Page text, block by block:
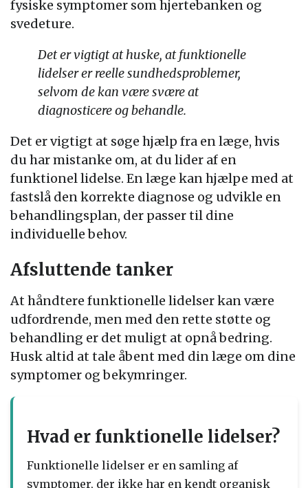
fysiske symptomer som hjertebanken og
svedeture.
Det er vigtigt at huske, at funktionelle
lidelser er reelle sundhedsproblemer,
selvom de kan være svære at
diagnosticere og behandle.
Det er vigtigt at søge hjælp fra en læge, hvis
du har mistanke om, at du lider af en
funktionel lidelse. En læge kan hjælpe med at
fastslå den korrekte diagnose og udvikle en
behandlingsplan, der passer til dine
individuelle behov.
Afsluttende tanker
At håndtere funktionelle lidelser kan være
udfordrende, men med den rette støtte og
behandling er det muligt at opnå bedring.
Husk altid at tale åbent med din læge om dine
symptomer og bekymringer.
Hvad er funktionelle lidelser?
Funktionelle lidelser er en samling af
symptomer, der ikke har en kendt organisk